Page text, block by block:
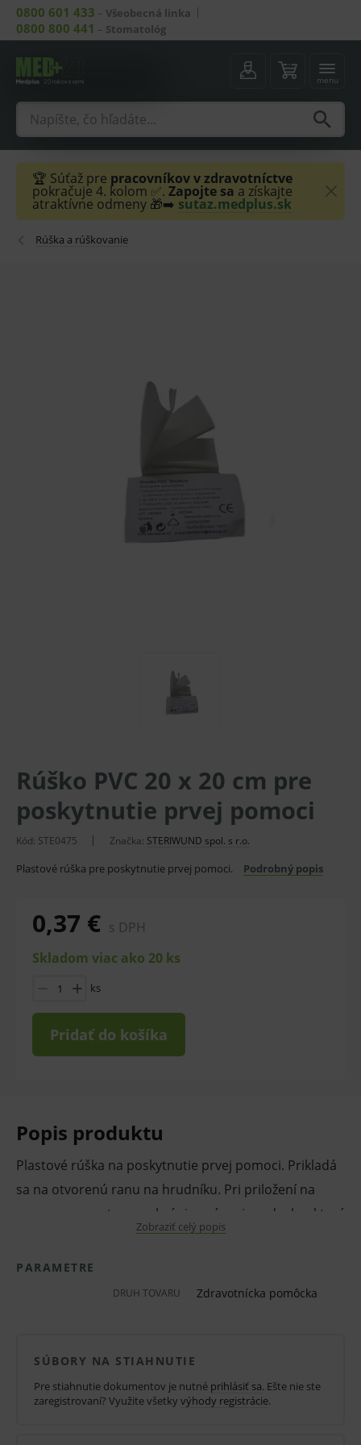
0800 601 433 – Všeobecná linka
0800 800 441 – Stomatológ
menu
🏆 Súťaž pre pracovníkov v zdravotníctve
pokračuje 4. kolom ✅. Zapojte sa a získajte
atraktívne odmeny 🎁➡️ sutaz.medplus.sk
Rúška a rúškovanie
Rúško PVC 20 x 20 cm pre
poskytnutie prvej pomoci
Kód: STE0475 Značka: STERIWUND spol. s r.o.
Plastové rúška pre poskytnutie prvej pomoci. Podrobný popis
0,37 € s DPH
Skladom viac ako 20 ks
ks
Pridať do košíka
Popis produktu
Plastové rúška na poskytnutie prvej pomoci. Prikladá
sa na otvorenú ranu na hrudníku. Pri priložení na
ranu - pneumotorax zabráni nasávaniu vzduchu, ktorý
by sa hromadil v dutine hrudnej a postupne tak
utláčal orgány na postihnutú stranu.
Vlastnosti a výhody:
Rozmer 20 x 20 cm.
Zobraziť celý popis
PARAMETRE
DRUH TOVARU Zdravotnícka pomôcka
SÚBORY NA STIAHNUTIE
Pre stiahnutie dokumentov je nutné prihlásiť sa. Ešte nie ste
zaregistrovaní? Využite všetky výhody registrácie.